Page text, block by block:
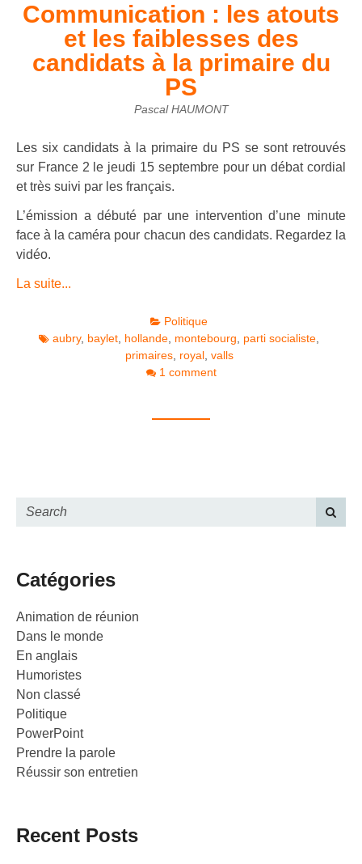
Communication : les atouts
et les faiblesses des
candidats à la primaire du
PS
Pascal HAUMONT
Les six candidats à la primaire du PS se sont retrouvés
sur France 2 le jeudi 15 septembre pour un débat cordial
et très suivi par les français.
L’émission a débuté par une intervention d’une minute
face à la caméra pour chacun des candidats. Regardez la
vidéo.
La suite...
Politique
aubry, baylet hollande montebourg parti socialiste
primaires, royal, valls
1 comment
Catégories
Animation de réunion
Dans le monde
En anglais
Humoristes
Non classé
Politique
PowerPoint
Prendre la parole
Réussir son entretien
Recent Posts